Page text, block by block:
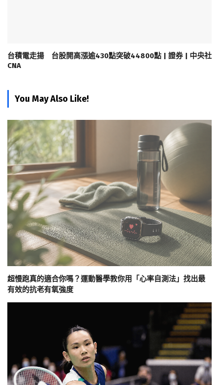
台積電走揚 台股開高漲逾430點突破44800點 | 證券 | 中央社
CNA
You May Also Like!
超慢跑真的適合你嗎？運動醫學教你用「心率自測法」找出最
有效的抗老有氧強度